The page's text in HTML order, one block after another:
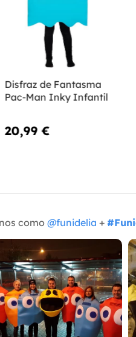
Disfraz de Fantasma
Pac-Man Inky Infantil
20,99 €
como @funidelia +